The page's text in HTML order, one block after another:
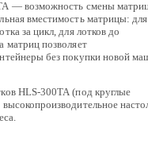
— возможность смены
вместимость матрицы: для
за цикл, для лотков до
позволяет
без покупки новой
HLS-300TA (под круглые